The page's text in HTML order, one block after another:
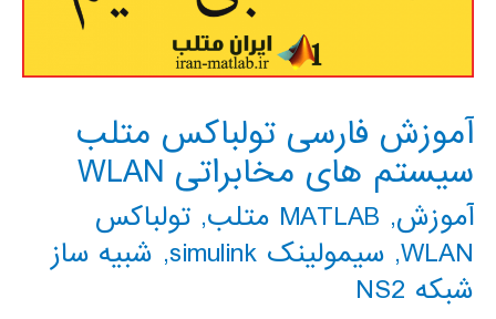
آموزش فارسی تولباکس متلب
سیستم های مخابراتی WLAN
آموزش, MATLAB متلب , تولباکس
WLAN
, سیمولینک simulink , شبیه ساز
شبکه NS2